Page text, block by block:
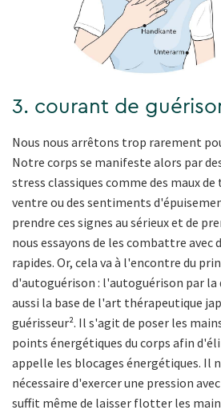
3. courant de
Nous nous arrêtons trop rarement
Notre corps se manifeste alors par
stress classiques comme des maux de
ventre ou des sentiments
prendre ces signes au sérieux et de
nous essayons de les combattre avec
rapides. Or, cela va à l'encontre du
d'autoguérison : l'autoguérison par
aussi la base de l'art thérapeutique
guérisseur². Il s'agit de poser les
points énergétiques du corps afin
appelle les blocages énergétiques. Il
nécessaire d'exercer une pression
suffit même de laisser flotter les